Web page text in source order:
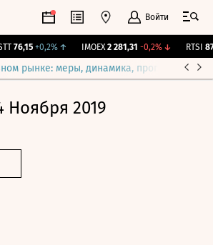
Войти
76,15 +0,2%↑ IMOEX 2 281,31 -0,2%↓ RTSI
рынке: меры, динамика, прогнозы
Ноября 2019